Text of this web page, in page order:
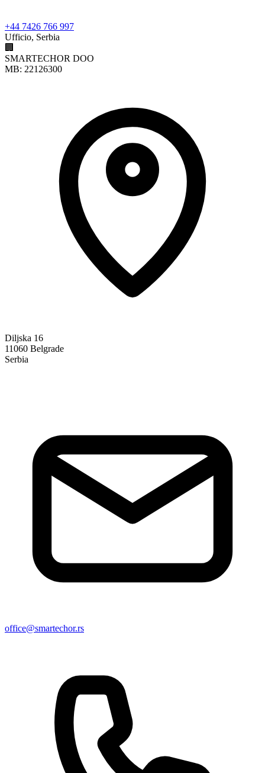
+44 7426 766 997
Ufficio, Serbia
🏢
SMARTECHOR DOO
MB: 22126300
Diljska 16
11060 Belgrade
Serbia
office@smartechor.rs